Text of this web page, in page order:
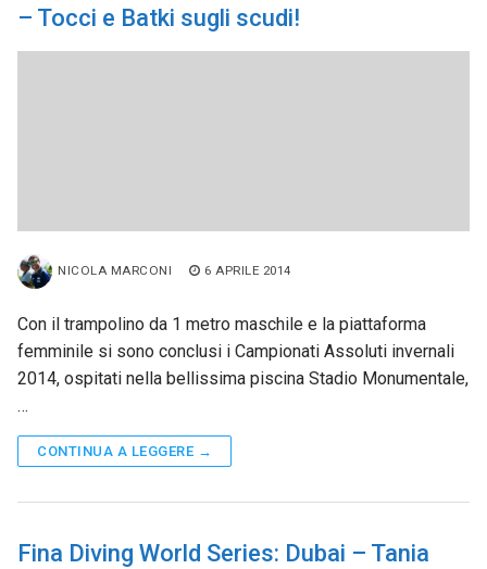
– Tocci e Batki sugli scudi!
NICOLA MARCONI 6 APRILE 2014
Con il trampolino da 1 metro maschile e la piattaforma
femminile si sono conclusi i Campionati Assoluti invernali
2014, ospitati nella bellissima piscina Stadio Monumentale,
…
CONTINUA A LEGGERE →
Fina Diving World Series: Dubai – Tania